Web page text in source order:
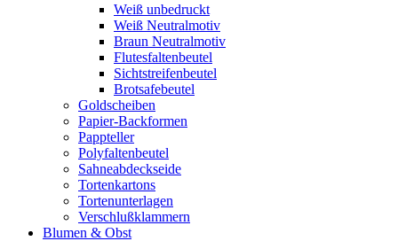
Weiß unbedruckt
Weiß Neutralmotiv
Braun Neutralmotiv
Flutesfaltenbeutel
Sichtstreifenbeutel
Brotsafebeutel
Goldscheiben
Papier-Backformen
Pappteller
Polyfaltenbeutel
Sahneabdeckseide
Tortenkartons
Tortenunterlagen
Verschlußklammern
Blumen & Obst